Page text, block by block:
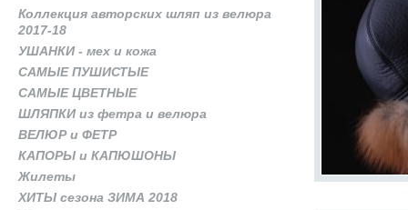
Коллекция авторских шляп из велюра
2017-18
УШАНКИ - мех и кожа
САМЫЕ ПУШИСТЫЕ
САМЫЕ ЦВЕТНЫЕ
ШЛЯПКИ из фетра и велюра
ВЕЛЮР и ФЕТР
КАПОРЫ и КАПЮШОНЫ
Жилеты
ХИТЫ сезона ЗИМА 2018